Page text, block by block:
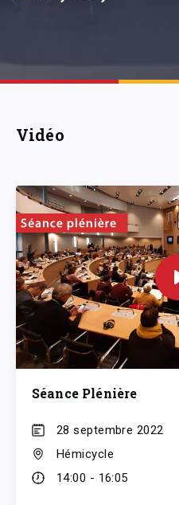
Vidéo
Séance Plénière
28 septembre 2022
Hémicycle
14:00 - 16:05